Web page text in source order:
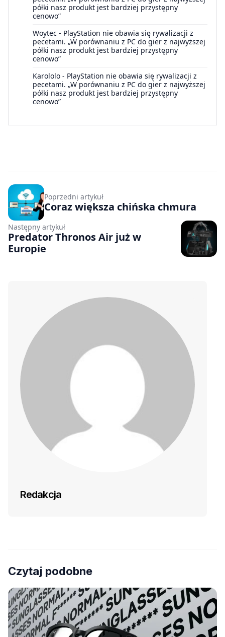
półki nasz produkt jest bardziej przystępny
cenowo”
Woytec - PlayStation nie obawia się rywalizacji z
pecetami. „W porównaniu z PC do gier z najwyższej
półki nasz produkt jest bardziej przystępny
cenowo”
Karololo - PlayStation nie obawia się rywalizacji z
pecetami. „W porównaniu z PC do gier z najwyższej
półki nasz produkt jest bardziej przystępny
cenowo”
Poprzedni artykuł
Coraz większa chińska chmura
Następny artykuł
Predator Thronos Air już w
Europie
Redakcja
Czytaj podobne